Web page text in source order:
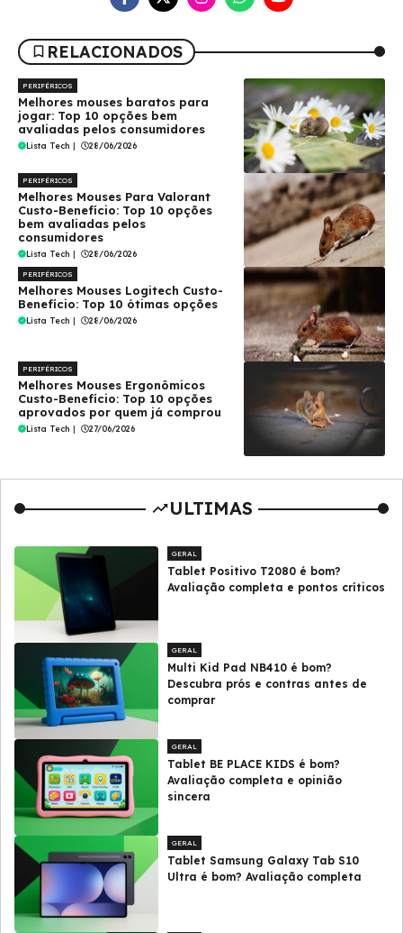
RELACIONADOS
PERIFÉRICOS
Melhores mouses baratos para
jogar: Top 10 opções bem
avaliadas pelos consumidores
Lista Tech | 28/06/2026
PERIFÉRICOS
Melhores Mouses Para Valorant
Custo-Benefício: Top 10 opções
bem avaliadas pelos
consumidores
Lista Tech | 28/06/2026
PERIFÉRICOS
Melhores Mouses Logitech Custo-
Benefício: Top 10 ótimas opções
Lista Tech | 28/06/2026
PERIFÉRICOS
Melhores Mouses Ergonômicos
Custo-Benefício: Top 10 opções
aprovados por quem já comprou
Lista Tech | 27/06/2026
ULTIMAS
GERAL
Tablet Positivo T2080 é bom?
Avaliação completa e pontos críticos
GERAL
Multi Kid Pad NB410 é bom?
Descubra prós e contras antes de
comprar
GERAL
Tablet BE PLACE KIDS é bom?
Avaliação completa e opinião
sincera
GERAL
Tablet Samsung Galaxy Tab S10
Ultra é bom? Avaliação completa